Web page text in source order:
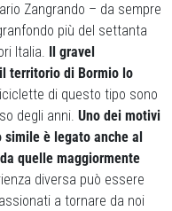
Zangrando – da sempre
più del settanta
Italia.
Il gravel
territorio di Bormio lo
di questo tipo sono
degli anni. Uno dei motivi
è legato anche al
quelle maggiormente
diversa può essere
a tornare da noi